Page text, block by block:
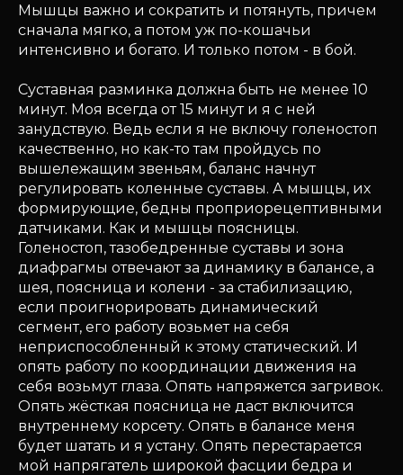
Мышцы важно и сократить и потянуть, причем
сначала мягко, а потом уж по-кошачьи
интенсивно и богато. И только потом - в бой.
Суставная разминка должна быть не менее 10
минут. Моя всегда от 15 минут и я с ней
занудствую. Ведь если я не включу голеностоп
качественно, но как-то там пройдусь по
вышележащим звеньям, баланс начнут
регулировать коленные суставы. А мышцы, их
формирующие, бедны проприорецептивными
датчиками. Как и мышцы поясницы.
Голеностоп, тазобедренные суставы и зона
диафрагмы отвечают за динамику в балансе, а
шея, поясница и колени - за стабилизацию,
если проигнорировать динамический
сегмент, его работу возьмет на себя
неприспособленный к этому статический. И
опять работу по координации движения на
себя возьмут глаза. Опять напряжется загривок.
Опять жёсткая поясница не даст включится
внутреннему корсету. Опять в балансе меня
будет шатать и я устану. Опять перестарается
мой напрягатель широкой фасции бедра и